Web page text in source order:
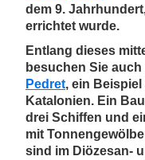
dem 9.
errichtet wurde.
Entlang dieses
besuchen Sie auch
Pedret, ein
Katalonien. Ein
drei Schiffen und
mit
sind im Diözesan-